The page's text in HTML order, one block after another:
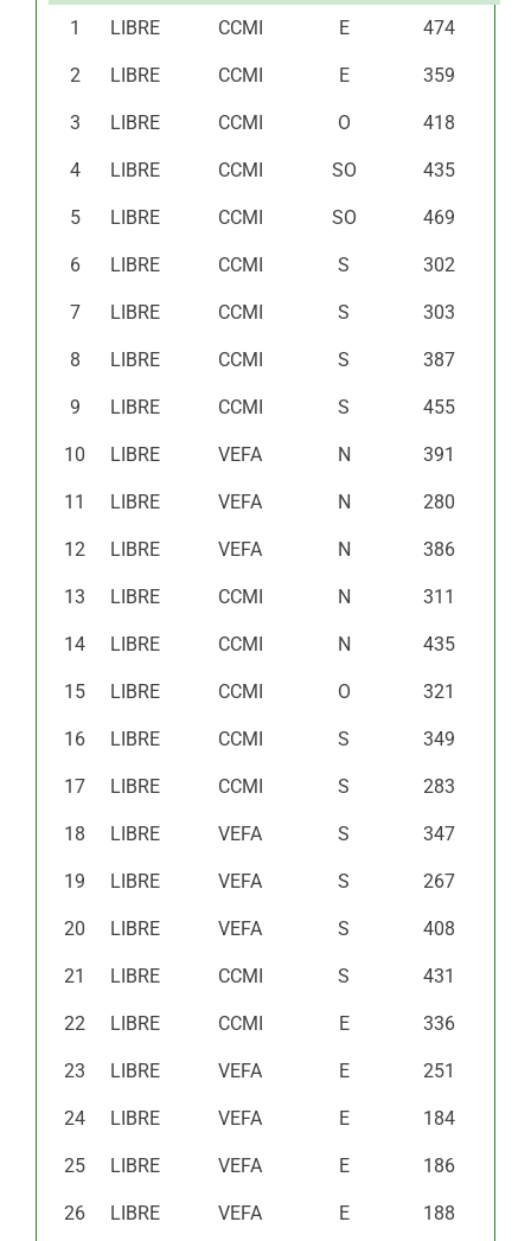
1 LIBRE CCMI E 474
2 LIBRE CCMI E 359
3 LIBRE CCMI O 418
4 LIBRE CCMI SO 435
5 LIBRE CCMI SO 469
6 LIBRE CCMI S 302
7 LIBRE CCMI S 303
8 LIBRE CCMI S 387
9 LIBRE CCMI S 455
10 LIBRE VEFA N 391
11 LIBRE VEFA N 280
12 LIBRE VEFA N 386
13 LIBRE CCMI N 311
14 LIBRE CCMI N 435
15 LIBRE CCMI O 321
16 LIBRE CCMI S 349
17 LIBRE CCMI S 283
18 LIBRE VEFA S 347
19 LIBRE VEFA S 267
20 LIBRE VEFA S 408
21 LIBRE CCMI S 431
22 LIBRE CCMI E 336
23 LIBRE VEFA E 251
24 LIBRE VEFA E 184
25 LIBRE VEFA E 186
26 LIBRE VEFA E 188